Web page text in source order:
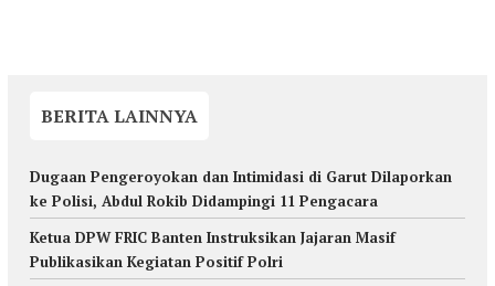
BERITA LAINNYA
Dugaan Pengeroyokan dan Intimidasi di Garut Dilaporkan
ke Polisi, Abdul Rokib Didampingi 11 Pengacara
Ketua DPW FRIC Banten Instruksikan Jajaran Masif
Publikasikan Kegiatan Positif Polri